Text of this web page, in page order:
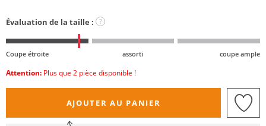
Évaluation de la taille : ?
Coupe étroite assorti coupe ample
Attention: Plus que 2 pièce disponible !
AJOUTER AU PANIER